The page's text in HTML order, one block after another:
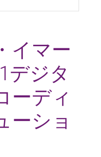
イマー
デジタ
ーディ
ーショ